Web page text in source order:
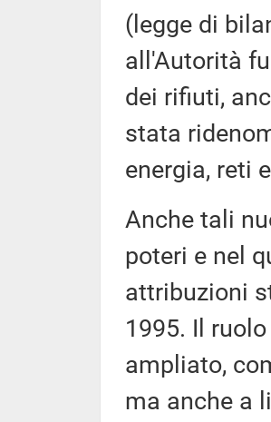
(legge di
all'Autorità
dei rifiuti,
stata
energia, reti
Anche tali
poteri e nel
attribuzioni
1995. Il
ampliato,
ma anche a